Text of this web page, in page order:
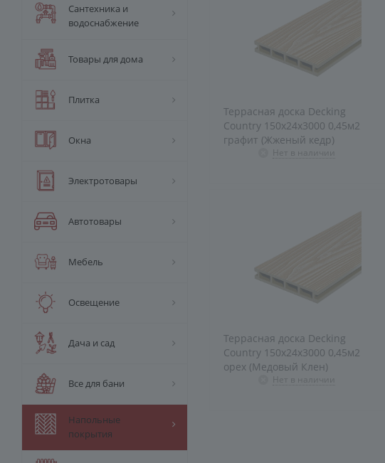
Террасная доска Decking
Country 150х24х3000 0,45м2
графит (Жженый кедр)
Террасная доска Decking
Country 150х24х3000 0,45м2
орех (Медовый Клен)
Сантехника и
водоснабжение
Товары для дома
Плитка
Окна
Электротовары
Автотовары
Мебель
Освещение
Дача и сад
Все для бани
Напольные
покрытия